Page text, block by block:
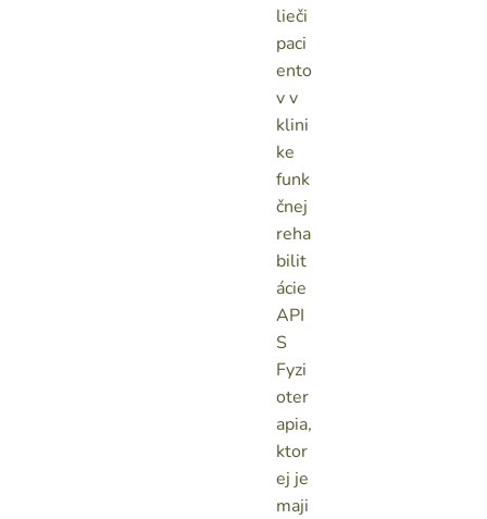
lieči
paci
ento
v v
klini
ke
funk
čnej
reha
bilit
ácie
API
S
Fyzi
oter
apia,
ktor
ej je
maji